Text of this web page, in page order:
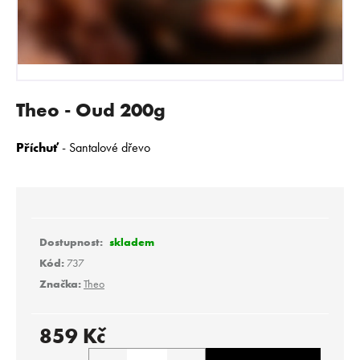
Theo - Oud 200g
Příchuť- Santalové dřevo
skladem
Kód: 737
Značka:Theo
859 Kč
N
A
J
T